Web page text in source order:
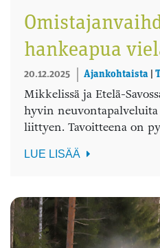
hankeapua
20.12.2025 Ajankohtaista
Mikkelissä ja Etelä-
hyvin
liittyen. Tavoitteena on
LUE LISÄÄ